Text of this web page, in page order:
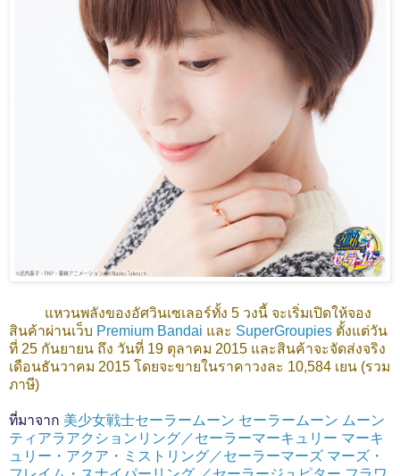
แหวนพลังของอัศวินเซเลอร์ทั้ง 5 วงนี้ จะเริ่มเปิดให้จอง
สินค้าผ่านเว็บ Premium Bandai และ SuperGroupies ตั้งแต่วัน
ที่ 25 กันยายน ถึง วันที่ 19 ตุลาคม 2015 และสินค้าจะจัดส่งจริง
เดือนธันวาคม 2015 โดยจะขายในราคาวงละ 10,584 เยน (รวม
ภาษี)
ที่มาจาก 美少女戦士セーラームーン セーラームーン ムーン
ティアラアクションリング／セーラーマーキュリー マーキ
ュリー・アクア・ミストリング／セーラーマーズ マーズ・